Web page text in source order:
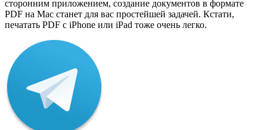
сторонним приложением, создание документов в формате
PDF на Mac станет для вас простейшей задачей. Кстати,
печатать PDF с iPhone или iPad тоже очень легко.